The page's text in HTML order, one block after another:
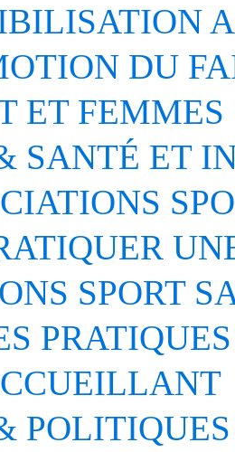
DU
ET FEMMES
SANTÉ ET
SPORT
PRATIQUES